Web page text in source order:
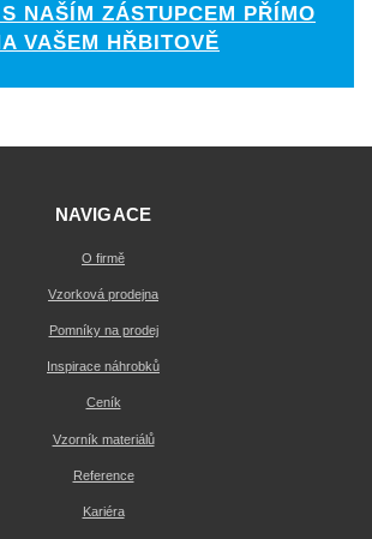
NAŠÍM ZÁSTUPCEM PŘÍMO
VAŠEM HŘBITOVĚ
NAVIGACE
O firmě
Vzorková prodejna
Pomníky na prodej
Inspirace náhrobků
Ceník
Vzorník materiálů
Reference
Kariéra